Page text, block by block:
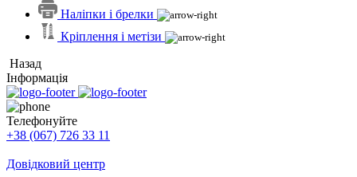
Наліпки і брелки
Кріплення і метізи
Назад
Інформація
Телефонуйте
+38 (067) 726 33 11
Довідковий центр